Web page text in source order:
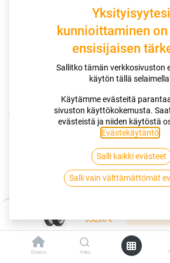
350,00€
Etusivu Haku
Kauppa 140/70R18 67V DUNLOP
140/70R18 67V DUNLOP
ROADSMAR4
Yksityisyytesi
kunnioittaminen
ensisijaisen
Sallitko tämän verkkosivuston
käytön tällä
Käytämme evästeitä
sivuston käyttökokemusta.
evästeistä ja niiden käytöstä
Evästekäytäntö
Salli kaikki evästeet
Salli vain välttämättömät